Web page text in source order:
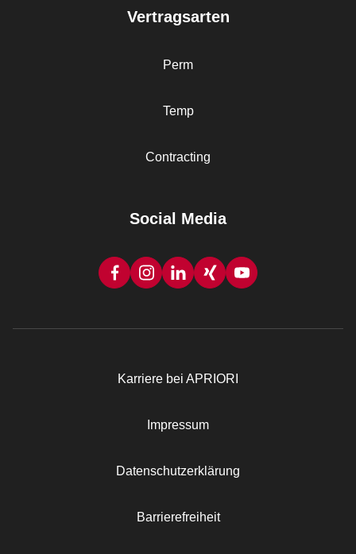
Vertragsarten
Perm
Temp
Contracting
Social Media
Karriere bei APRIORI
Impressum
Datenschutzerklärung
Barrierefreiheit